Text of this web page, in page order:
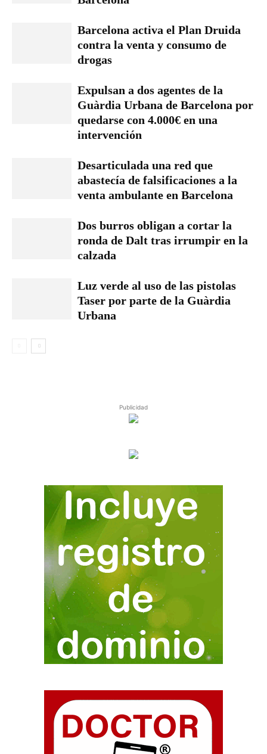
Barcelona activa el Plan Druida
contra la venta y consumo de
drogas
Expulsan a dos agentes de la
Guàrdia Urbana de Barcelona por
quedarse con 4.000€ en una
intervención
Desarticulada una red que
abastecía de falsificaciones a la
venta ambulante en Barcelona
Dos burros obligan a cortar la
ronda de Dalt tras irrumpir en la
calzada
Luz verde al uso de las pistolas
Taser por parte de la Guàrdia
Urbana
Publicidad